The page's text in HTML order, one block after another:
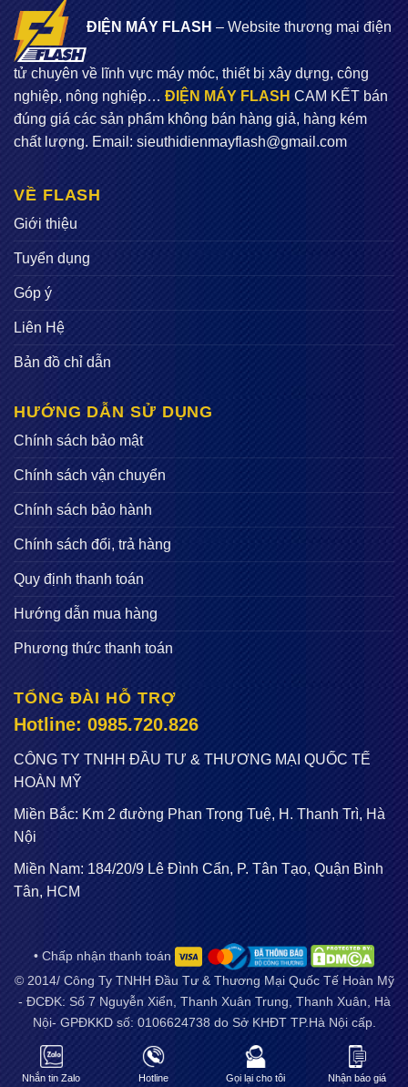
ĐIỆN MÁY FLASH – Website thương mại điện
tử chuyên về lĩnh vực máy móc, thiết bị xây dựng, công
nghiệp, nông nghiệp… ĐIỆN MÁY FLASH CAM KẾT bán
đúng giá các sản phẩm không bán hàng giả, hàng kém
chất lượng. Email: sieuthidienmayflash@gmail.com
VỀ FLASH
Giới thiệu
Tuyển dụng
Góp ý
Liên Hệ
Bản đồ chỉ dẫn
HƯỚNG DẪN SỬ DỤNG
Chính sách bảo mật
Chính sách vận chuyển
Chính sách bảo hành
Chính sách đổi, trả hàng
Quy định thanh toán
Hướng dẫn mua hàng
Phương thức thanh toán
TỔNG ĐÀI HỖ TRỢ
Hotline: 0985.720.826
CÔNG TY TNHH ĐẦU TƯ & THƯƠNG MẠI QUỐC TẾ
HOÀN MỸ
Miền Bắc: Km 2 đường Phan Trọng Tuệ, H. Thanh Trì, Hà
Nội
Miền Nam: 184/20/9 Lê Đình Cẩn, P. Tân Tạo, Quận Bình
Tân, HCM
• Chấp nhận thanh toán
© 2014/ Công Ty TNHH Đầu Tư & Thương Mại Quốc Tế Hoàn Mỹ
- ĐCĐK: Số 7 Nguyễn Xiển, Thanh Xuân Trung, Thanh Xuân, Hà
Nội- GPĐKKD số: 0106624738 do Sở KHĐT TP.Hà Nội cấp.
Email:
sieuthidienmayflash@gmail.com
. Điện thoại:
02466.53.52.51 / 0973265283
Nhắn tin Zalo Hotline Gọi lại cho tôi Nhận báo giá